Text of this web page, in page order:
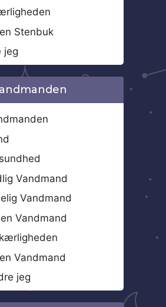
Stenbuk
jeg
Vandmand
Vandmand
Vandmand
Vandmand
jeg